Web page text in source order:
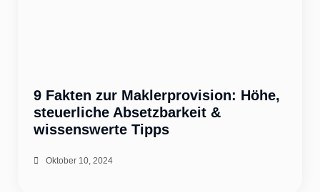
9 Fakten zur Maklerprovision: Höhe,
steuerliche Absetzbarkeit &
wissenswerte Tipps
Oktober 10, 2024